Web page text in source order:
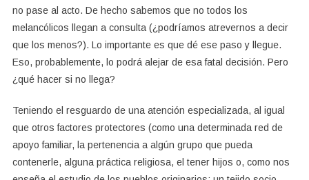
no pase al acto. De hecho sabemos que no todos los
melancólicos llegan a consulta (¿podríamos atrevernos a decir
que los menos?). Lo importante es que dé ese paso y llegue.
Eso, probablemente, lo podrá alejar de esa fatal decisión. Pero
¿qué hacer si no llega?
Teniendo el resguardo de una atención especializada, al igual
que otros factores protectores (como una determinada red de
apoyo familiar, la pertenencia a algún grupo que pueda
contenerle, alguna práctica religiosa, el tener hijos o, como nos